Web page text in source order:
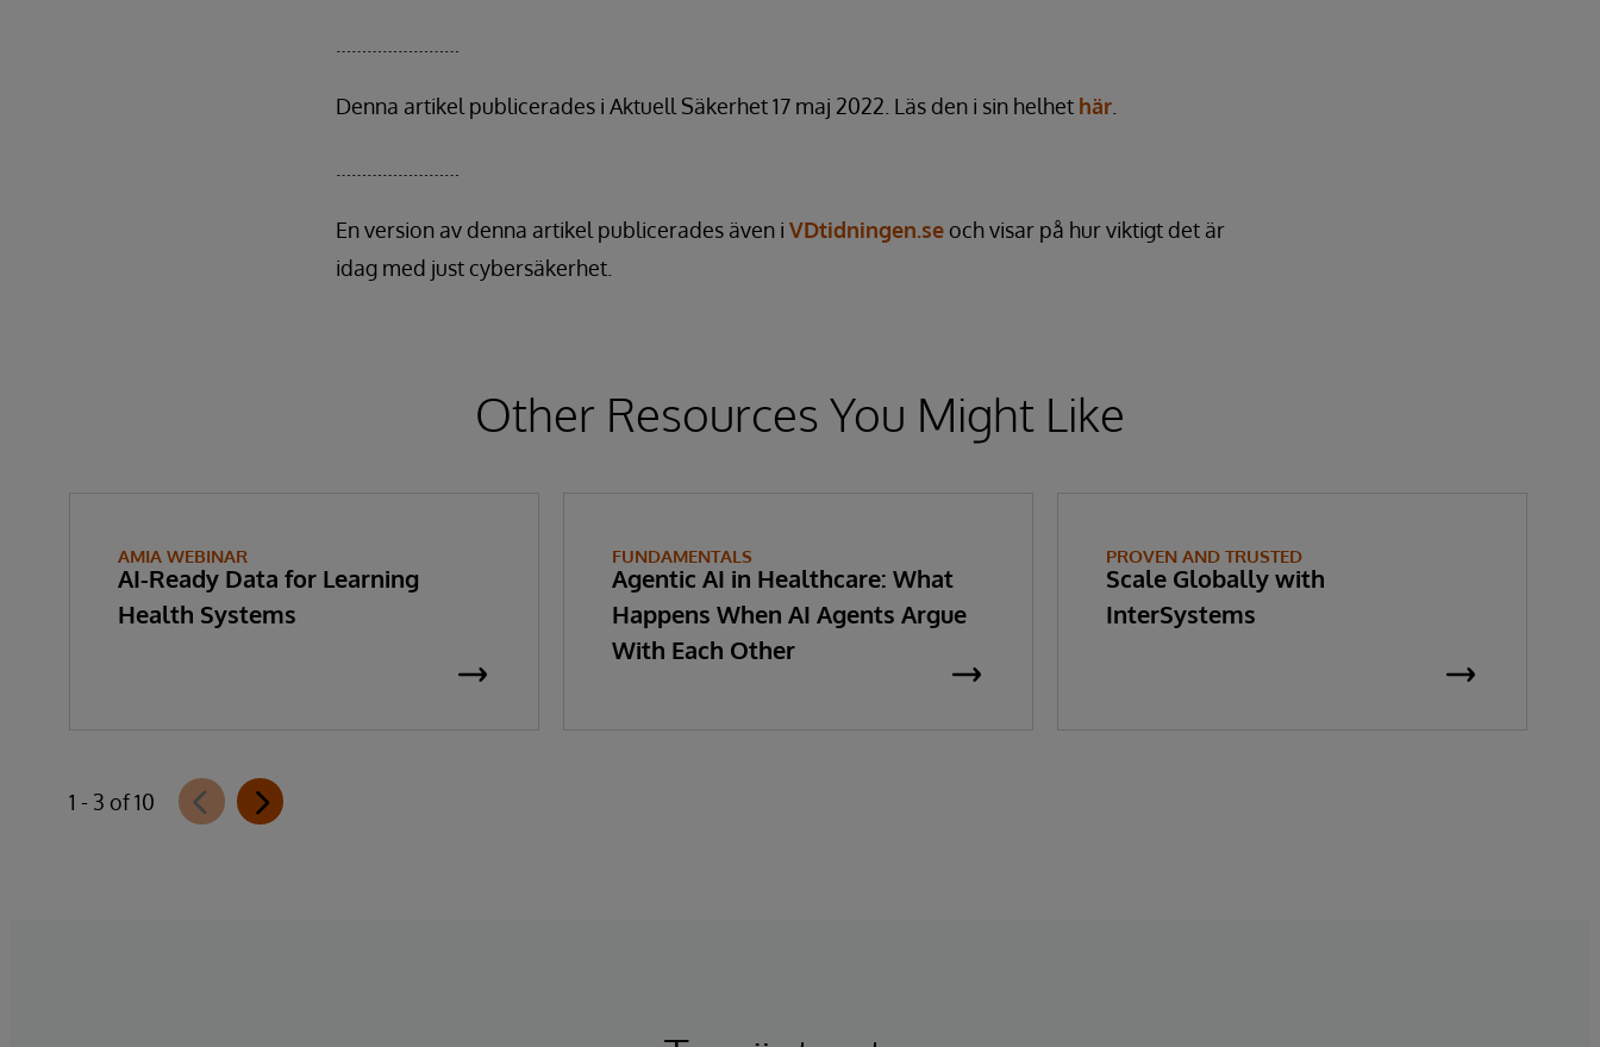
Denna artikel publicerades i Aktuell Säkerhet 17 maj 2022. Läs den i sin helhet här
En version av denna artikel publicerades även i VDtidningen.se och visar på hur viktigt det är
idag med just cybersäkerhet.
Other Resources You Might Like
AMIA WEBINAR
AI-Ready Data for Learning
Health Systems
FUNDAMENTALS
Agentic AI in Healthcare: What
Happens When AI Agents Argue
With Each Other
PROVEN AND TRUSTED
Scale Globally with
InterSystems
1 - 3 of 10